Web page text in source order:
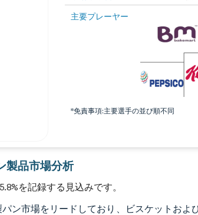
主要プレーヤー
*免責事項:主要選手の並び順不同
製品市場分析
を記録する見込みです。
ン市場をリードしており、ビスケットおよ